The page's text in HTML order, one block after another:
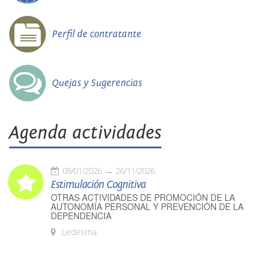
Perfil de contratante
Quejas y Sugerencias
Agenda actividades
08/01/2026 26/11/2026
Estimulación Cognitiva
OTRAS ACTIVIDADES DE PROMOCIÓN DE LA
AUTONOMÍA PERSONAL Y PREVENCIÓN DE LA
DEPENDENCIA
Ledesma